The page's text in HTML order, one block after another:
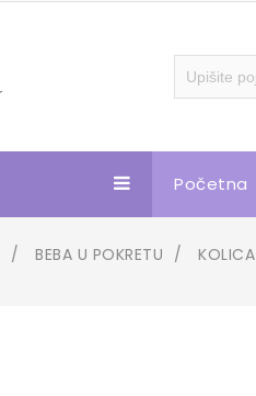
Početna
/ BEBA U POKRETU / KOLICA